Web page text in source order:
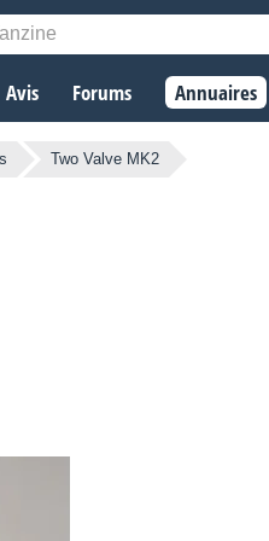
Avis Forums Annuaires
Two Valve MK2